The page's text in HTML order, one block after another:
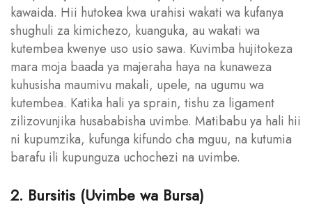
kawaida. Hii hutokea kwa urahisi wakati wa kufanya
shughuli za kimichezo, kuanguka, au wakati wa
kutembea kwenye uso usio sawa. Kuvimba hujitokeza
mara moja baada ya majeraha haya na kunaweza
kuhusisha maumivu makali, upele, na ugumu wa
kutembea. Katika hali ya sprain, tishu za ligament
zilizovunjika husababisha uvimbe. Matibabu ya hali hii
ni kupumzika, kufunga kifundo cha mguu, na kutumia
barafu ili kupunguza uchochezi na uvimbe.
2. Bursitis (Uvimbe wa Bursa)